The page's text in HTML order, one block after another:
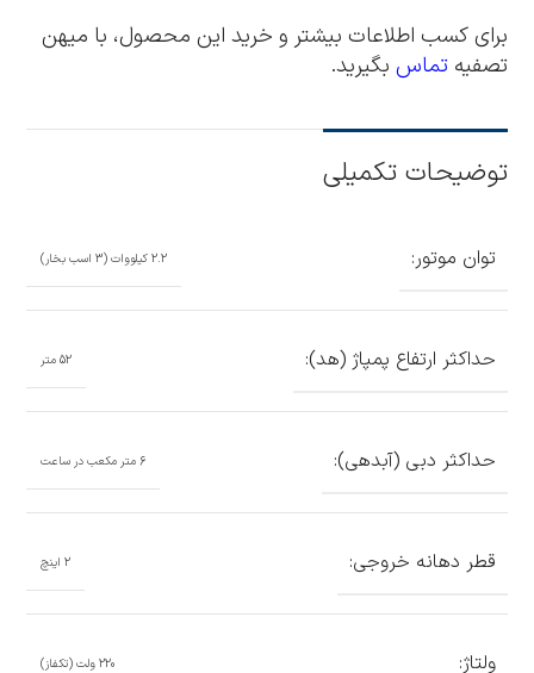
برای کسب اطلاعات بیشتر و خرید این محصول، با میهن
تصفیه تماس بگیرید.
توضیحات تکمیلی
توان موتور: 2.2 کیلووات (3 اسب بخار)
حداکثر ارتفاع پمپاژ (هد): 52 متر
حداکثر دبی (آبدهی): 6 متر مکعب در ساعت
قطر دهانه خروجی: 2 اینچ
ولتاژ: 220 ولت (تکفاز)